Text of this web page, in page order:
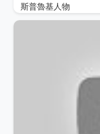
斯普魯基人物